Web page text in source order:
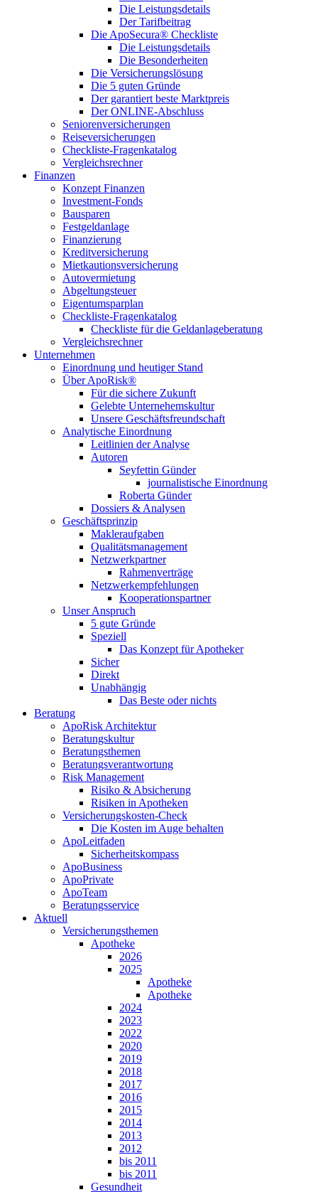
Die Leistungsdetails
Der Tarifbeitrag
Die ApoSecura® Checkliste
Die Leistungsdetails
Die Besonderheiten
Die Versicherungslösung
Die 5 guten Gründe
Der garantiert beste Marktpreis
Der ONLINE-Abschluss
Seniorenversicherungen
Reiseversicherungen
Checkliste-Fragenkatalog
Vergleichsrechner
Finanzen
Konzept Finanzen
Investment-Fonds
Bausparen
Festgeldanlage
Finanzierung
Kreditversicherung
Mietkautionsversicherung
Autovermietung
Abgeltungsteuer
Eigentumsparplan
Checkliste-Fragenkatalog
Checkliste für die Geldanlageberatung
Vergleichsrechner
Unternehmen
Einordnung und heutiger Stand
Über ApoRisk®
Für die sichere Zukunft
Gelebte Unternehemskultur
Unsere Geschäftsfreundschaft
Analytische Einordnung
Leitlinien der Analyse
Autoren
Seyfettin Günder
journalistische Einordnung
Roberta Günder
Dossiers & Analysen
Geschäftsprinzip
Makleraufgaben
Qualitätsmanagement
Netzwerkpartner
Rahmenverträge
Netzwerkempfehlungen
Kooperationspartner
Unser Anspruch
5 gute Gründe
Speziell
Das Konzept für Apotheker
Sicher
Direkt
Unabhängig
Das Beste oder nichts
Beratung
ApoRisk Architektur
Beratungskultur
Beratungsthemen
Beratungsverantwortung
Risk Management
Risiko & Absicherung
Risiken in Apotheken
Versicherungskosten-Check
Die Kosten im Auge behalten
ApoLeitfaden
Sicherheitskompass
ApoBusiness
ApoPrivate
ApoTeam
Beratungsservice
Aktuell
Versicherungsthemen
Apotheke
2026
2025
Apotheke
Apotheke
2024
2023
2022
2020
2019
2018
2017
2016
2015
2014
2013
2012
bis 2011
bis 2011
Gesundheit